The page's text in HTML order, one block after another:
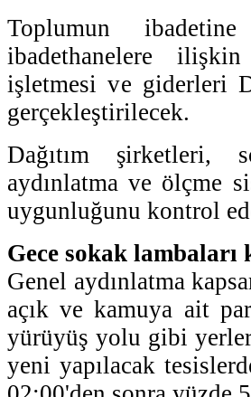
Toplumun
ibadethanelere
işletmesi ve giderleri
gerçekleştirilecek.
Dağıtım şirketleri,
aydınlatma ve ölçme
uygunluğunu kontrol
Gece sokak lambaları
Genel aydınlatma
açık ve kamuya ait
yürüyüş yolu gibi
yeni yapılacak